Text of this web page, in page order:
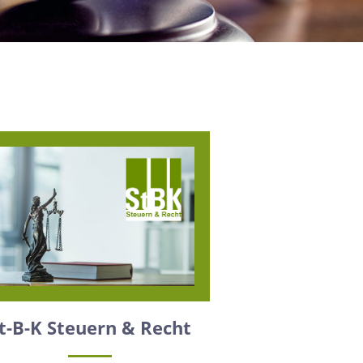
B-K Steuern & Recht